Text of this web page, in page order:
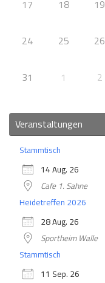
17 18 19
24 25 26
31 1 2
Veranstaltungen
Stammtisch
14 Aug. 26
Cafe 1. Sahne
Heidetreffen 2026
28 Aug. 26
Sportheim Walle
Stammtisch
11 Sep. 26